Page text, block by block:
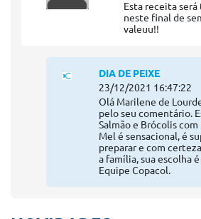
Esta receita será
neste final de
valeuu!!
DIA DE PEIXE
23/12/2021 16:47:22
Olá Marilene de
pelo seu comentário.
Salmão e Brócolis
Mel é sensacional, é
preparar e com
a família, sua escolha
Equipe Copacol.